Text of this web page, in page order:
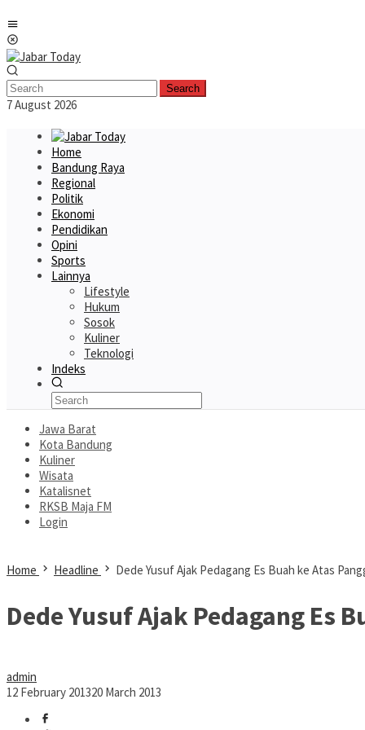
to
content
Search
7 August 2026
Home
Bandung Raya
Regional
Politik
Ekonomi
Pendidikan
Opini
Sports
Lainnya
Lifestyle
Hukum
Sosok
Kuliner
Teknologi
Indeks
Jawa Barat
Kota Bandung
Kuliner
Wisata
Katalisnet
RKSB Maja FM
Login
Home Headline Dede Yusuf Ajak Pedagang Es Buah ke Atas
Dede Yusuf Ajak Pedagang Es
admin
12 February 201320 March 2013